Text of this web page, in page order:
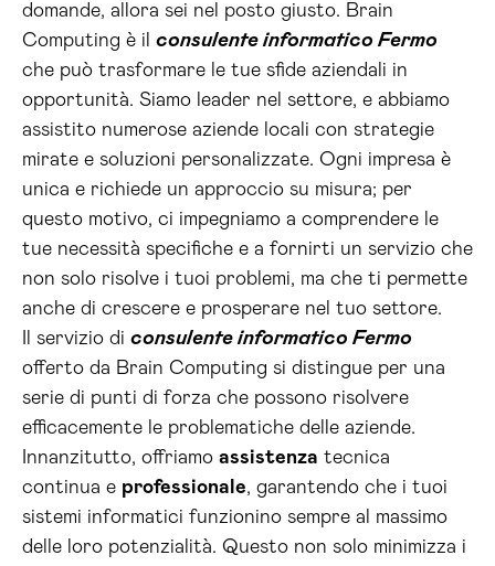
domande, allora sei nel posto giusto. Brain
Computing è il consulente informatico Fermo
che può trasformare le tue sfide aziendali in
opportunità. Siamo leader nel settore, e abbiamo
assistito numerose aziende locali con strategie
mirate e soluzioni personalizzate. Ogni impresa è
unica e richiede un approccio su misura; per
questo motivo, ci impegniamo a comprendere le
tue necessità specifiche e a fornirti un servizio che
non solo risolve i tuoi problemi, ma che ti permette
anche di crescere e prosperare nel tuo settore.
Il servizio di consulente informatico Fermo
offerto da Brain Computing si distingue per una
serie di punti di forza che possono risolvere
efficacemente le problematiche delle aziende.
Innanzitutto, offriamo assistenza tecnica
continua e professionale, garantendo che i tuoi
sistemi informatici funzionino sempre al massimo
delle loro potenzialità. Questo non solo minimizza i